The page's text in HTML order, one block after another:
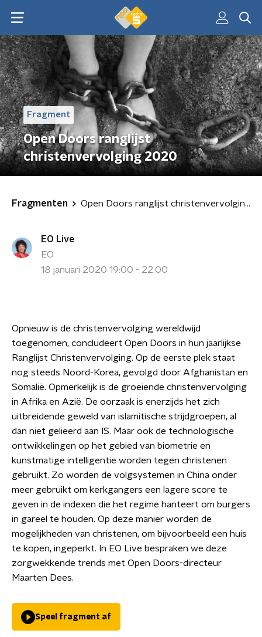
Fragment
Open Doors ranglijst
christenvervolging 2020
Fragmenten Open Doors ranglijst christenvervolging 2020
EO Live
EO
18 januari 2020 19:00 - 22:00
Opnieuw is de christenvervolging wereldwijd
toegenomen, concludeert Open Doors in hun jaarlijkse
Ranglijst Christenvervolging. Op de eerste plek staat
nog steeds Noord-Korea, gevolgd door Afghanistan en
Somalië. Opmerkelijk is de groeiende christenvervolging
in Afrika en Azië. De oorzaak is enerzijds het zich
uitbreidende geweld van islamitische strijdgroepen, al
dan niet gelieerd aan IS. Maar ook de technologische
ontwikkelingen op het gebied van biometrie en
kunstmatige intelligentie worden tegen christenen
gebruikt. Zo worden de volgsystemen in China onder
meer gebruikt om kerkgangers een lagere score te
geven in de indexen die het regime hanteert om burgers
in gareel te houden. Op deze manier worden de
mogelijkheden van christenen, om bijvoorbeeld een huis
te kopen, ingeperkt. In EO Live bespraken we deze
zorgwekkende trends met Open Doors-directeur
Maarten Dees.
Speel fragment af